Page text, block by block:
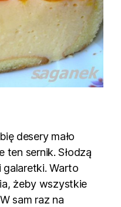
desery mało
ten sernik. Słodzą
Warto
żeby wszystkie
sam raz na